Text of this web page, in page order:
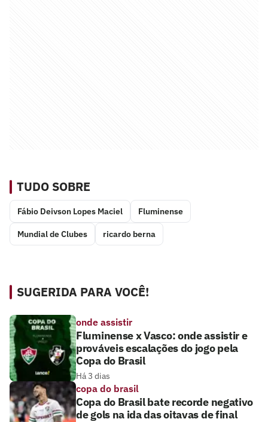
TUDO SOBRE
Fábio Deivson Lopes Maciel Fluminense
Mundial de Clubes ricardo berna
SUGERIDA PARA VOCÊ!
onde assistir
Fluminense x Vasco: onde assistir e
prováveis escalações do jogo pela
Copa do Brasil
Há 3 dias
copa do brasil
Copa do Brasil bate recorde negativo
de gols na ida das oitavas de final